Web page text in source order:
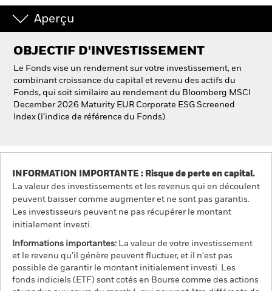
Aperçu
OBJECTIF D'INVESTISSEMENT
Le Fonds vise un rendement sur votre investissement, en
combinant croissance du capital et revenu des actifs du
Fonds, qui soit similaire au rendement du Bloomberg MSCI
December 2026 Maturity EUR Corporate ESG Screened
Index (l’indice de référence du Fonds).
INFORMATION IMPORTANTE : Risque de perte en capital.
La valeur des investissements et les revenus qui en découlent
peuvent baisser comme augmenter et ne sont pas garantis.
Les investisseurs peuvent ne pas récupérer le montant
initialement investi.
Informations importantes: La valeur de votre investissement
et le revenu qu'il génère peuvent fluctuer, et il n'est pas
possible de garantir le montant initialement investi. Les
fonds indiciels (ETF) sont cotés en Bourse comme des actions